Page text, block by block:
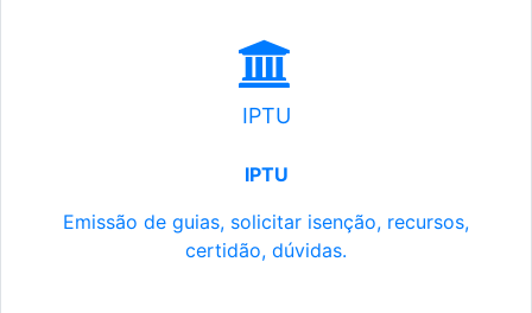
IPTU
IPTU
Emissão de guias, solicitar isenção, recursos,
certidão, dúvidas.